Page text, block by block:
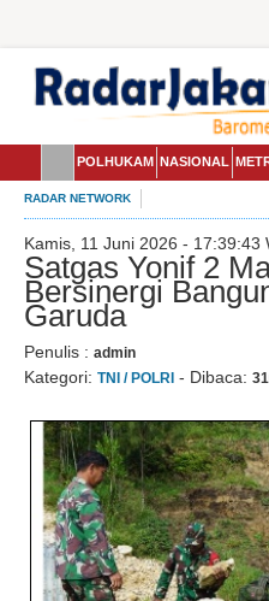
POLHUKAM NASIONAL
RADAR NETWORK
Kamis, 11 Juni 2026 - 17:39:43
Satgas Yonif 2
Bersinergi
Garuda
Penulis : admin
Kategori: TNI / POLRI - Dibaca: